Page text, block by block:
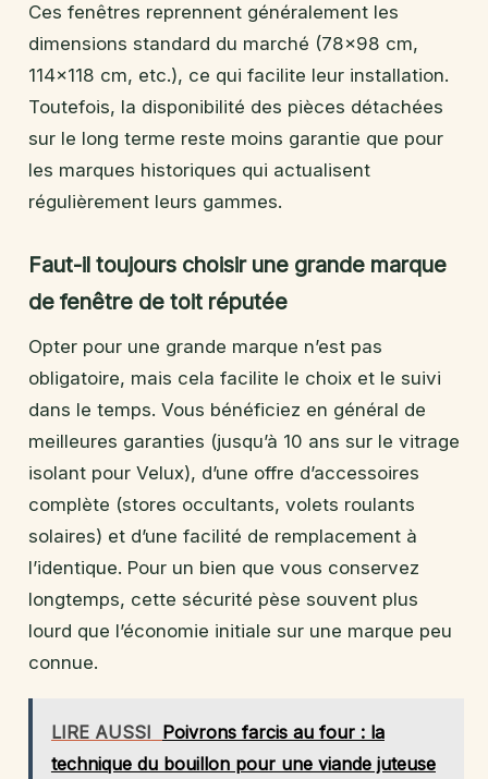
Ces fenêtres reprennent généralement les
dimensions standard du marché (78×98 cm,
114×118 cm, etc.), ce qui facilite leur installation.
Toutefois, la disponibilité des pièces détachées
sur le long terme reste moins garantie que pour
les marques historiques qui actualisent
régulièrement leurs gammes.
Faut-il toujours choisir une grande marque
de fenêtre de toit réputée
Opter pour une grande marque n’est pas
obligatoire, mais cela facilite le choix et le suivi
dans le temps. Vous bénéficiez en général de
meilleures garanties (jusqu’à 10 ans sur le vitrage
isolant pour Velux), d’une offre d’accessoires
complète (stores occultants, volets roulants
solaires) et d’une facilité de remplacement à
l’identique. Pour un bien que vous conservez
longtemps, cette sécurité pèse souvent plus
lourd que l’économie initiale sur une marque peu
connue.
LIRE AUSSI Poivrons farcis au four : la
technique du bouillon pour une viande juteuse